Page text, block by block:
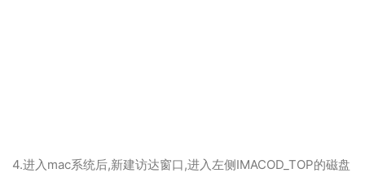
4.进入mac系统后,新建访达窗口,进入左侧IMACOD_TOP的磁盘